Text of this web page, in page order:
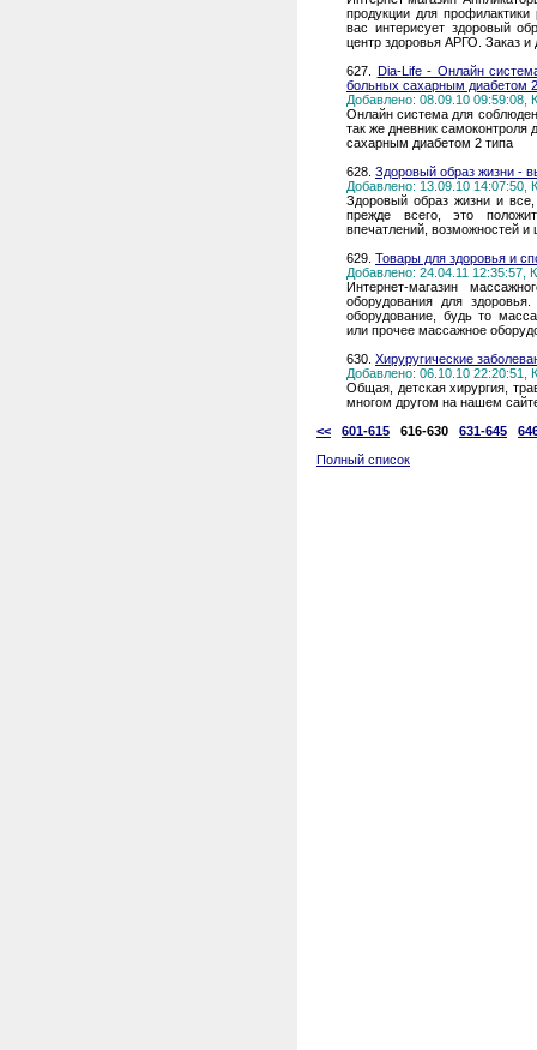
продукции для
вас интерисует здоровый
центр здоровья АРГО. Заказ и
627. Dia-Life - Онлайн
больных сахарным диабетом
Добавлено: 08.09.10 09:59:08,
Онлайн система для
так же дневник самоконтроля
сахарным диабетом 2 типа
628. Здоровый образ жизни -
Добавлено: 13.09.10 14:07:50,
Здоровый образ жизни и
прежде всего, это
впечатлений, возможностей и
629. Товары для здоровья и
Добавлено: 24.04.11 12:35:57,
Интернет-магазин
оборудования для
оборудование, будь то
или прочее массажное
630. Хируругические
Добавлено: 06.10.10 22:20:51,
Общая, детская хирургия,
многом другом на нашем
<<
601-615 616-630 631-645
Полный список